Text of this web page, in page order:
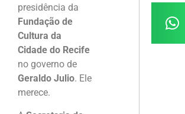
presidência da
Fundação de
Cultura da
Cidade do Recife
no governo de
Geraldo Julio. Ele
merece.